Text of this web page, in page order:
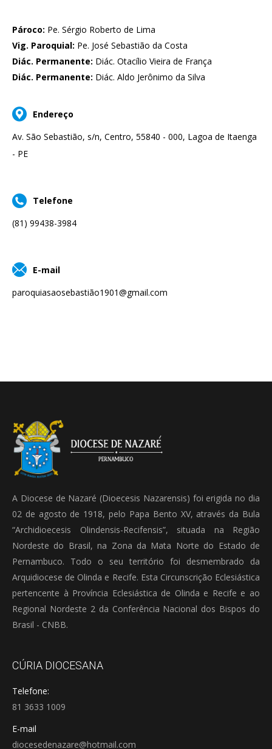
Pároco: Pe. Sérgio Roberto de Lima
Vig. Paroquial: Pe. José Sebastião da Costa
Diác. Permanente: Diác. Otacílio Vieira de França
Diác. Permanente: Diác. Aldo Jerônimo da Silva
Endereço
Av. São Sebastião, s/n, Centro, 55840 - 000, Lagoa de Itaenga
- PE
Telefone
(81) 99438-3984
E-mail
paroquiasaosebastião1901@gmail.com
A Diocese de Nazaré (Dioecesis Nazarensis) foi erigida no dia
02 de agosto de 1918, pelo Papa Bento XV, através da Bula
“Archidioecesis Olindensis-Recifensis”, situada na Região
Nordeste do Brasil, na Zona da Mata Norte do Estado de
Pernambuco. Todo o seu território foi desmembrado da
Arquidiocese de Olinda e Recife. Esta Circunscrição Eclesiástica
pertencente à Província Eclesiástica de Olinda e Recife e ao
Regional Nordeste 2 da Conferência Nacional dos Bispos do
Brasil - CNBB.
CÚRIA DIOCESANA
Telefone:
81 3633 1009
E-mail
diocesedenazare@hotmail.com